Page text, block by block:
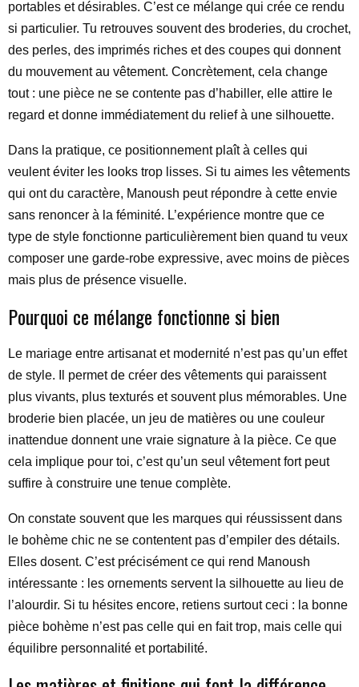
portables et désirables. C’est ce mélange qui crée ce rendu
si particulier. Tu retrouves souvent des broderies, du crochet,
des perles, des imprimés riches et des coupes qui donnent
du mouvement au vêtement. Concrètement, cela change
tout : une pièce ne se contente pas d’habiller, elle attire le
regard et donne immédiatement du relief à une silhouette.
Dans la pratique, ce positionnement plaît à celles qui
veulent éviter les looks trop lisses. Si tu aimes les vêtements
qui ont du caractère, Manoush peut répondre à cette envie
sans renoncer à la féminité. L’expérience montre que ce
type de style fonctionne particulièrement bien quand tu veux
composer une garde-robe expressive, avec moins de pièces
mais plus de présence visuelle.
Pourquoi ce mélange fonctionne si bien
Le mariage entre artisanat et modernité n’est pas qu’un effet
de style. Il permet de créer des vêtements qui paraissent
plus vivants, plus texturés et souvent plus mémorables. Une
broderie bien placée, un jeu de matières ou une couleur
inattendue donnent une vraie signature à la pièce. Ce que
cela implique pour toi, c’est qu’un seul vêtement fort peut
suffire à construire une tenue complète.
On constate souvent que les marques qui réussissent dans
le bohème chic ne se contentent pas d’empiler des détails.
Elles dosent. C’est précisément ce qui rend Manoush
intéressante : les ornements servent la silhouette au lieu de
l’alourdir. Si tu hésites encore, retiens surtout ceci : la bonne
pièce bohème n’est pas celle qui en fait trop, mais celle qui
équilibre personnalité et portabilité.